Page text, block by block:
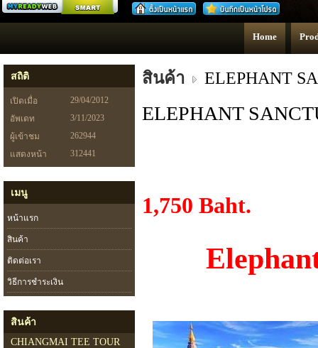
สร้างเว็บ
Home
สถิติ
เปิดเมื่อ
29/04/2012
อัพเดท
3/11/2023
ผู้เข้าชม
262944
แสดงหน้า
312441
เมนู
หน้าแรก
สินค้า
ติดต่อเรา
วิธีการชำระเงิน
สินค้า
CHIANGMAI TEE TOUR
สินค้า ELEPHANT
ELEPHANT
1,750 Baht.